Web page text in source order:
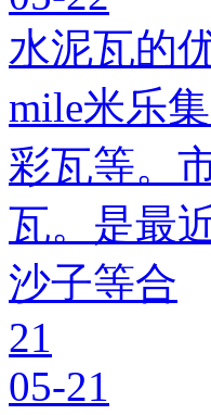
水泥瓦的
mile米乐
彩瓦等。
瓦。是最
沙子等合
21
05-21